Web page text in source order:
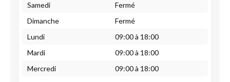
Samedi
Fermé
Dimanche
Fermé
Lundi
09:00 à 18:00
Mardi
09:00 à 18:00
Mercredi
09:00 à 18:00